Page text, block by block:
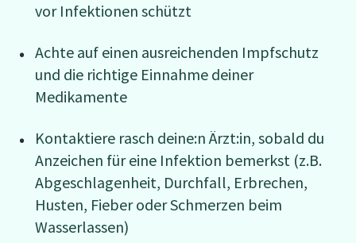
vor Infektionen schützt
Achte auf einen ausreichenden Impfschutz
und die richtige Einnahme deiner
Medikamente
Kontaktiere rasch deine:n Ärzt:in, sobald du
Anzeichen für eine Infektion bemerkst (z.B.
Abgeschlagenheit, Durchfall, Erbrechen,
Husten, Fieber oder Schmerzen beim
Wasserlassen)